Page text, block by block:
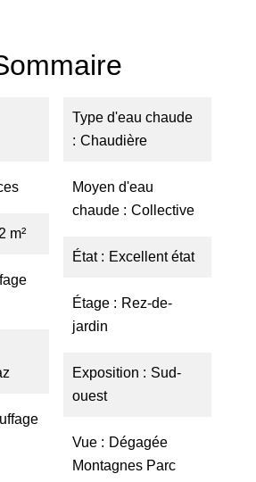
m²
Type d'eau chaude
Chaudière
Moyen d'eau
chaude
Collective
État Excellent état
Étage
Rez-de-
jardin
Exposition
Sud-
ouest
Vue
Dégagée
Montagnes Parc